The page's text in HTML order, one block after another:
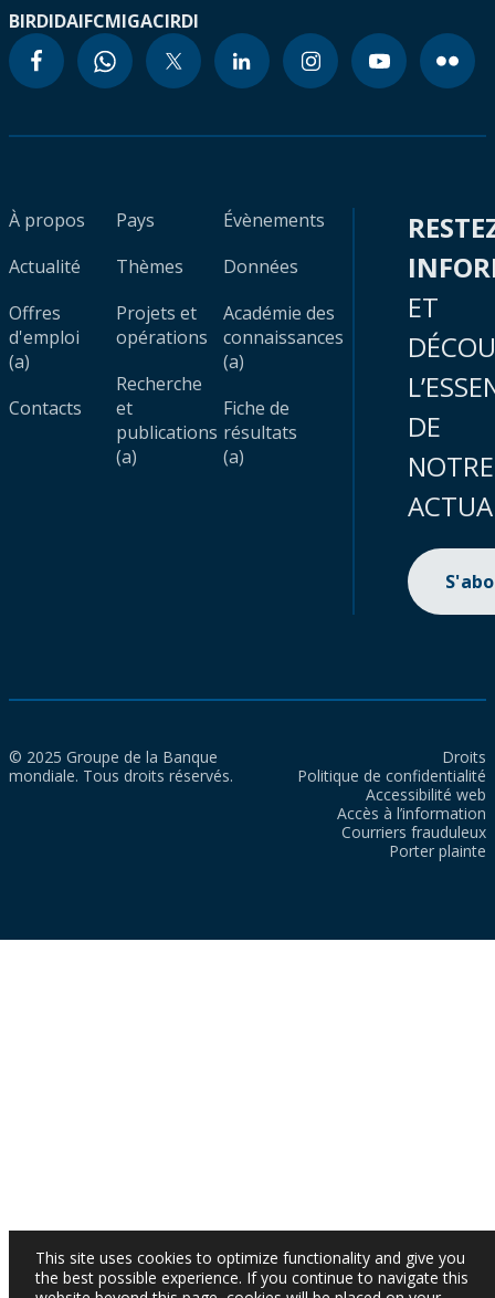
BIRDIDAIFCMIGACIRDI
À propos
Actualité
Offres
d'emploi
(a)
Contacts
Pays
Thèmes
Projets et
opérations
Recherche
et
publications
(a)
Évènements
Données
Académie des
connaissances
(a)
Fiche de
résultats
(a)
ET
DE
NOTRE
© 2025 Groupe de la Banque
mondiale. Tous droits réservés.
Droits
Politique de confidentialité
Accessibilité web
Accès à l’information
Courriers frauduleux
Porter plainte
This site uses cookies to optimize functionality and give you
the best possible experience. If you continue to navigate this